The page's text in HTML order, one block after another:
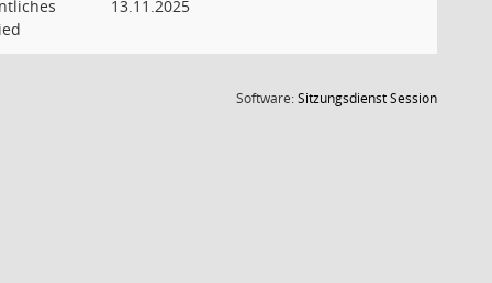
13.11.2025
Software:SitzungsdienstSession(Wird in